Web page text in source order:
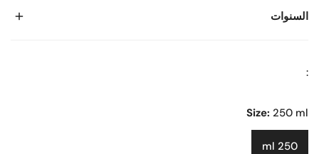
السنوات
:
Size: 250 ml
250 ml